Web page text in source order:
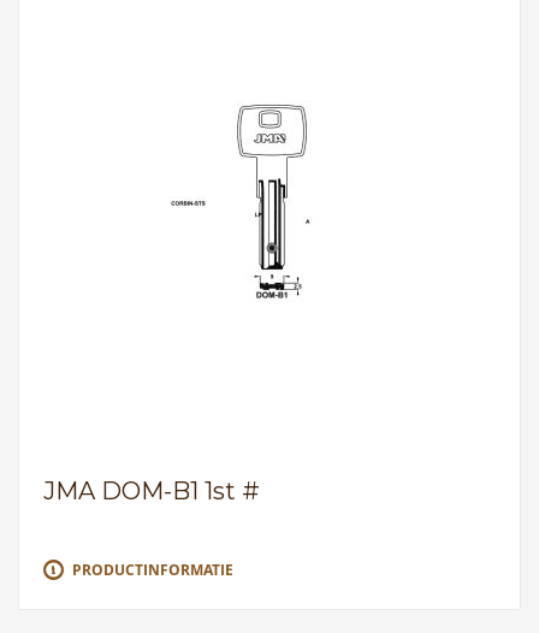
JMA DOM-B1 1st #
PRODUCTINFORMATIE